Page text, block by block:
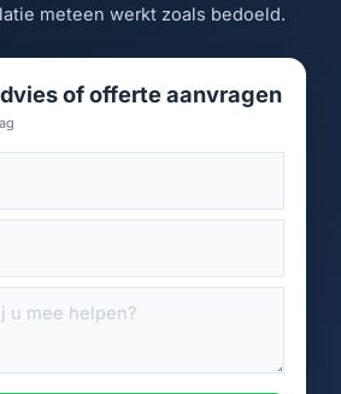
meteen werkt zoals bedoeld.
of offerte aanvragen